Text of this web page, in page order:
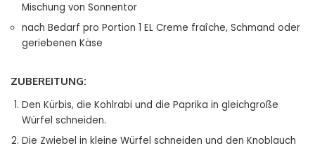
Mischung von Sonnentor
nach Bedarf pro Portion 1 EL Creme fraîche, Schmand oder
geriebenen Käse
ZUBEREITUNG:
Den Kürbis, die Kohlrabi und die Paprika in gleichgroße
Würfel schneiden.
Die Zwiebel in kleine Würfel schneiden und den Knoblauch